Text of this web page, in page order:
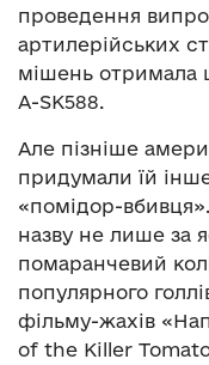
проведення
артилерійських
мішень отримала
A-SK588.
Але пізніше
придумали їй
«помідор-
назву не лише за
помаранчевий
популярного
фільму-жахів
of the Killer